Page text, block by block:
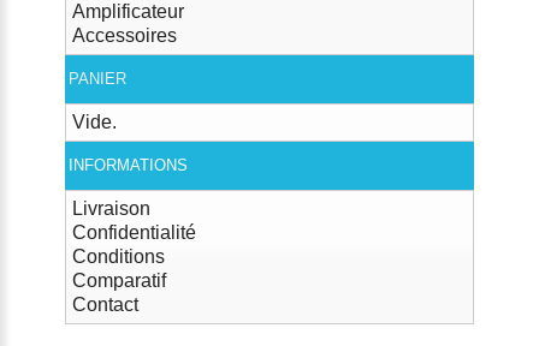
Amplificateur
Accessoires
PANIER
Vide.
INFORMATIONS
Livraison
Confidentialité
Conditions
Comparatif
Contact